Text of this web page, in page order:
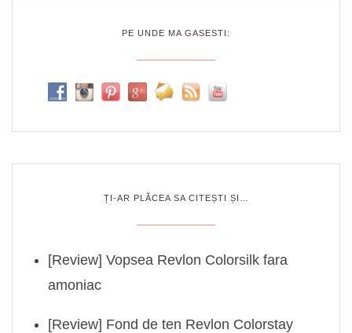
PE UNDE MA GASESTI:
ȚI-AR PLĂCEA SA CITEȘTI ȘI…
[Review] Vopsea Revlon Colorsilk fara
amoniac
[Review] Fond de ten Revlon Colorstay